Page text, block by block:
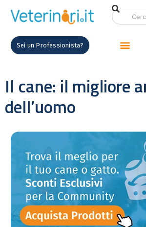
Sei un Professionista?
Il cane: il migliore
dell’uomo